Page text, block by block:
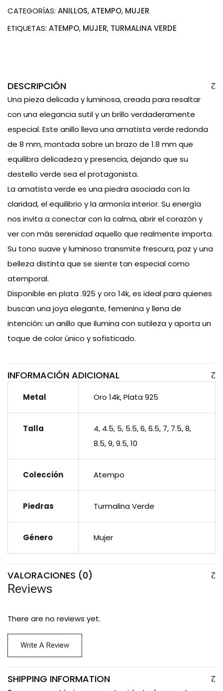
CATEGORÍAS: ANILLOS,ATEMPO, MUJER
ETIQUETAS: ATEMPO, MUJER, TURMALINA VERDE
DESCRIPCIÓN
Una pieza delicada y luminosa, creada para resaltar
con una elegancia sutil y un brillo verdaderamente
especial. Este anillo lleva una amatista verde redonda
de 8 mm, montada sobre un brazo de 1.8 mm que
equilibra delicadeza y presencia, dejando que su
destello verde sea el protagonista.
La amatista verde es una piedra asociada con la
claridad, el equilibrio y la armonía interior. Su energía
nos invita a conectar con la calma, abrir el corazón y
ver con más serenidad aquello que realmente importa.
Su tono suave y luminoso transmite frescura, paz y una
belleza distinta que se siente tan especial como
atemporal.
Disponible en plata .925 y oro 14k, es ideal para quienes
buscan una joya elegante, femenina y llena de
intención: un anillo que ilumina con sutileza y aporta un
toque de color único y sofisticado.
INFORMACIÓN ADICIONAL
Metal Oro 14k, Plata 925
Talla
4, 4.5, 5, 5.5, 6, 6.5, 7, 7.5, 8,
8.5, 9, 9.5, 10
Colección Atempo
Piedras Turmalina Verde
Género Mujer
VALORACIONES (0)
Reviews
There are no reviews yet.
Write A Review
SHIPPING INFORMATION